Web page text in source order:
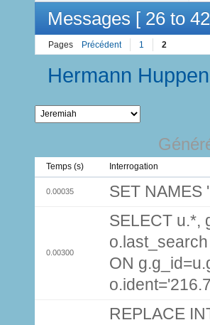
Messages [ 26 to
Pages Précédent 1 2
Hermann Huppen
Temps (s) Interrogation
0.00035 SET NAMES
0.00300
SELECT u.*,
ON
REPLACE